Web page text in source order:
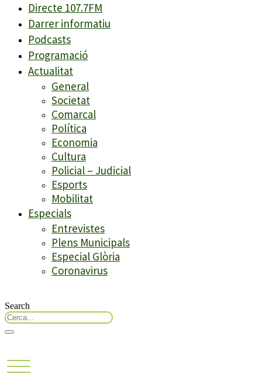
Directe 107.7FM
Darrer informatiu
Podcasts
Programació
Actualitat
General
Societat
Comarcal
Política
Economia
Cultura
Policial – Judicial
Esports
Mobilitat
Especials
Entrevistes
Plens Municipals
Especial Glòria
Coronavirus
Search